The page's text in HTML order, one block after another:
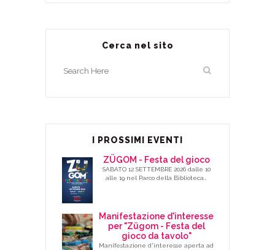
Cerca nel sito
I PROSSIMI EVENTI
ZÜGOM - Festa del gioco
SABATO 12 SETTEMBRE 2026 dalle 10
alle 19 nel Parco della Biblioteca…
Manifestazione d'interesse
per "Zügom - Festa del
gioco da tavolo"
Manifestazione d'interesse aperta ad